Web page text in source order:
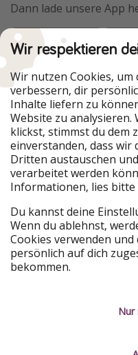
Dann lade unsere App
Urlaubspiraten ist Teil
Unsere Märkte
PiratinViaggio
VakantiePiraten
VoyagesPirates
Urlaubspiraten
TravelPirates
HolidayPirates Group
Lerne uns kennen
Über uns
Wir respektieren
Wir nutzen Cookies,
verbessern, dir
Inhalte liefern zu
Website zu
klickst, stimmst du dem
einverstanden, dass
Dritten austauschen
verarbeitet werden
Informationen, lies bitte
Du kannst deine
Wenn du ablehnst,
Cookies verwenden
persönlich auf dich
bekommen.
Nur